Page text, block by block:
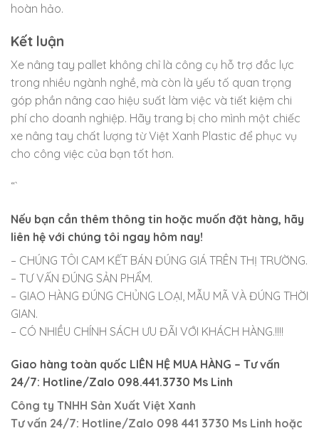
hoàn hảo.
Kết luận
Xe nâng tay pallet không chỉ là công cụ hỗ trợ đắc lực
trong nhiều ngành nghề, mà còn là yếu tố quan trọng
góp phần nâng cao hiệu suất làm việc và tiết kiệm chi
phí cho doanh nghiệp. Hãy trang bị cho mình một chiếc
xe nâng tay chất lượng từ Việt Xanh Plastic để phục vụ
cho công việc của bạn tốt hơn.
“`
Nếu bạn cần thêm thông tin hoặc muốn đặt hàng, hãy
liên hệ với chúng tôi ngay hôm nay!
– CHÚNG TÔI CAM KẾT BÁN ĐÚNG GIÁ TRÊN THỊ TRƯỜNG.
– TƯ VẤN ĐÚNG SẢN PHẨM.
– GIAO HÀNG ĐÚNG CHỦNG LOẠI, MẪU MÃ VÀ ĐÚNG THỜI
GIAN.
– CÓ NHIỀU CHÍNH SÁCH ƯU ĐÃI VỚI KHÁCH HÀNG.!!!!
Giao hàng toàn quốc LIÊN HỆ MUA HÀNG – Tư vấn
24/7: Hotline/Zalo 098.441.3730 Ms Linh
Công ty TNHH Sản Xuất Việt Xanh
Tư vấn 24/7: Hotline/Zalo 098 441 3730 Ms Linh hoặc